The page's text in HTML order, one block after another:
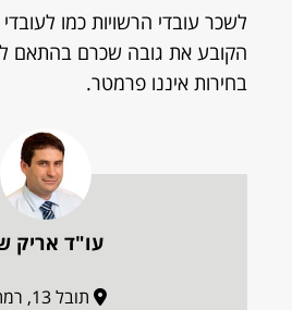
לשכר עובדי הרשויות כמו
הקובע את גובה שכרם בהתאם
בחירות איננו פרמטר.
עו"ד אריק
תובל 13, רמת גן